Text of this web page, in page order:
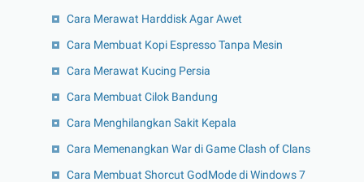
Cara Merawat Harddisk Agar Awet
Cara Membuat Kopi Espresso Tanpa Mesin
Cara Merawat Kucing Persia
Cara Membuat Cilok Bandung
Cara Menghilangkan Sakit Kepala
Cara Memenangkan War di Game Clash of Clans
Cara Membuat Shorcut GodMode di Windows 7